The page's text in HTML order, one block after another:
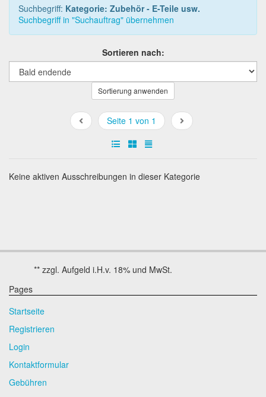
Suchbegriff: Kategorie: Zubehör - E-Teile usw.
Suchbegriff in "Suchauftrag" übernehmen
Sortieren nach:
Sortierung anwenden
Seite 1 von 1
Keine aktiven Ausschreibungen in dieser Kategorie
Pages
Startseite
Registrieren
Login
Kontaktformular
Gebühren